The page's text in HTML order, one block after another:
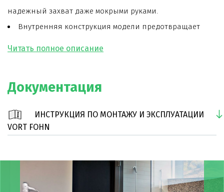
надежный захват даже мокрыми руками.
Внутренняя конструкция модели предотвращает
ТЭН защищен предохранительным устройством от
предохранителем.
Очень простой монтаж и эксплуатация.
Документация
ИНСТРУКЦИЯ ПО МОНТАЖУ И ЭКСПЛУАТАЦИИ
VORT FOHN